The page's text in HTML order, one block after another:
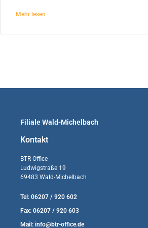
Mehr lesen
Filiale Wald-Michelbach
Kontakt
BTR Office
Ludwigstraße 19
69483 Wald-Michelbach
Tel: 06207 / 920 602
Fax: 06207 / 920 603
Mail: info@btr-office.de